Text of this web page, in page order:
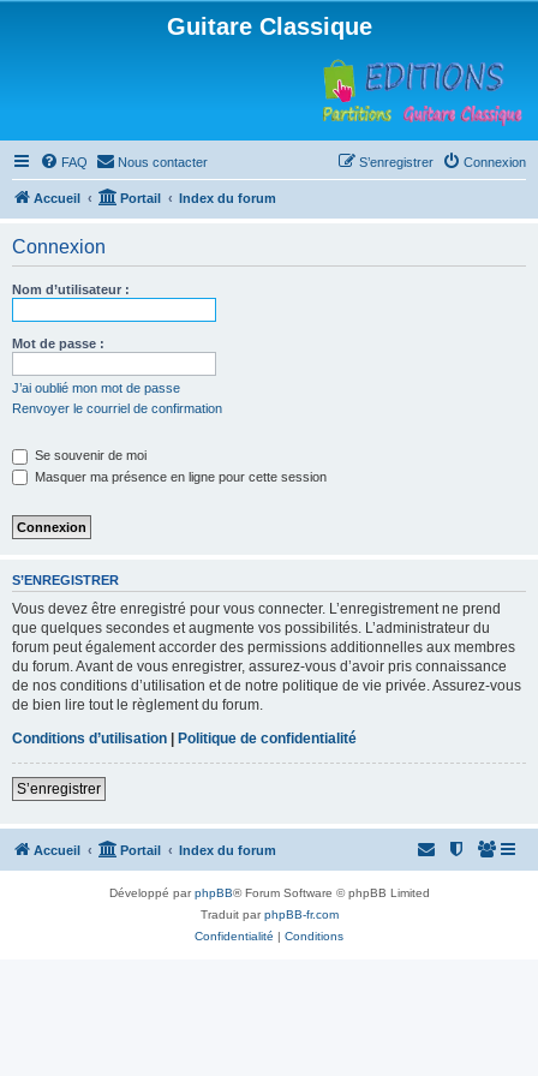
Guitare Classique
FAQ Nous contacter Connexion
S’enregistrer
Accueil Portail Index du forum
Connexion
Nom d’utilisateur :
Mot de passe :
J’ai oublié mon mot de passe
Renvoyer le courriel de confirmation
Se souvenir de moi
Masquer ma présence en ligne pour cette session
S’ENREGISTRER
Vous devez être enregistré pour vous connecter. L’enregistrement ne prend
que quelques secondes et augmente vos possibilités. L’administrateur du
forum peut également accorder des permissions additionnelles aux membres
du forum. Avant de vous enregistrer, assurez-vous d’avoir pris connaissance
de nos conditions d’utilisation et de notre politique de vie privée. Assurez-vous
de bien lire tout le règlement du forum.
Conditions d’utilisation | Politique de confidentialité
S’enregistrer
Accueil Portail Index du forum
Développé parphpBB® Forum Software © phpBB Limited
Traduit parphpBB-fr.com
Confidentialité | Conditions